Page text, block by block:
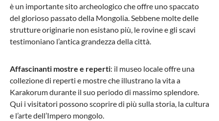
Stratic
569,85 €* 330,51 €*
è un importante sito archeologico che offre uno spaccato
del glorioso passato della Mongolia. Sebbene molte delle
strutture originarie non esistano più, le rovine e gli scavi
testimoniano l’antica grandezza della città.
Affascinanti mostre e reperti: il museo locale offre una
collezione di reperti e mostre che illustrano la vita a
Karakorum durante il suo periodo di massimo splendore.
Qui i visitatori possono scoprire di più sulla storia, la cultura
e l’arte dell’Impero mongolo.